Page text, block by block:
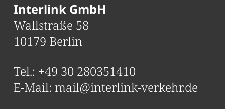
Interlink GmbH
Wallstraße 58
10179 Berlin
Tel.: +49 30 280351410
E-Mail: mail@interlink-verkehr.de